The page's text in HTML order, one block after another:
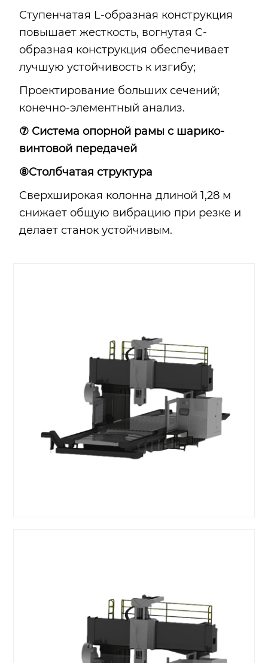
Ступенчатая L-образная конструкция
повышает жесткость, вогнутая C-
образная конструкция обеспечивает
лучшую устойчивость к изгибу;
Проектирование больших сечений;
конечно-элементный анализ.
⑦ Система опорной рамы с шарико-
винтовой передачей
⑧Столбчатая структура
Сверхширокая колонна длиной 1,28 м
снижает общую вибрацию при резке и
делает станок устойчивым.